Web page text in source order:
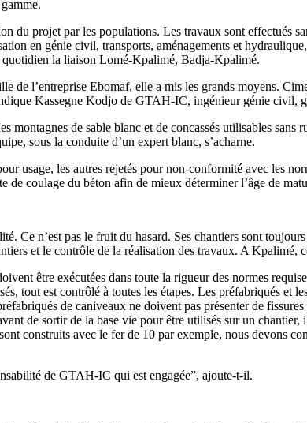
du projet par les populations. Les travaux sont effectués
en génie civil, transports, aménagements et
quotidien la liaison Lomé-Kpalimé, Badja-Kpalimé.
l’entreprise Ebomaf, elle a mis les grands moyens.
Kassegne Kodjo de GTAH-IC, ingénieur génie civil,
de sable blanc et de concassés utilisables sans
sous la conduite d’un expert blanc, s’acharne.
usage, les autres rejetés pour non-conformité avec les
de coulage du béton afin de mieux déterminer l’âge de
Ce n’est pas le fruit du hasard. Ses chantiers sont
et le contrôle de la réalisation des travaux. A Kpalimé,
être exécutées dans toute la rigueur des normes
tout est contrôlé à toutes les étapes. Les préfabriqués et
de caniveaux ne doivent pas présenter de
de sortir de la base vie pour être utilisés sur un
construits avec le fer de 10 par exemple, nous devons
de GTAH-IC qui est engagée”, ajoute-t-il.